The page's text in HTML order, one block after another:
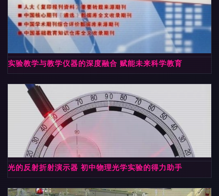
实验教学与教学仪器的深度融合 赋能未来科学教育
光的反射折射演示器 初中物理光学实验的得力助手